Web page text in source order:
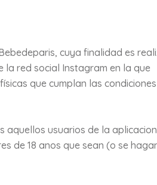
cuya finalidad es
la red social Instagram en la que
que cumplan las condiciones
aquellos usuarios de la aplicacion
de 18 anos que sean (o se